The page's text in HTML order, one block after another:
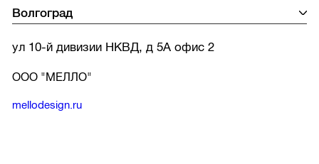
ул 10-й дивизии НКВД, д 5А офис 2
ООО "МЕЛЛО"
mellodesign.ru